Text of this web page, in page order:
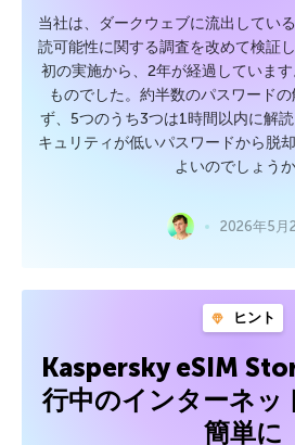
当社は、ダークウェブに流出してい
読可能性に関する調査を改めて検証
初の実施から、2年が経過していま
ものでした。約半数のパスワード
ず、5つのうち3つは1時間以内に解
キュリティが低いパスワードから脱
よいのでしょう
2026年5月
ヒント
Kaspersky eSIM
行中のインターネッ
簡単に